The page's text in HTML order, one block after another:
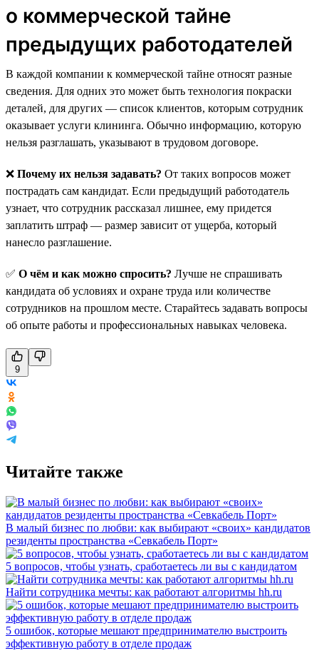
о коммерческой тайне
предыдущих работодателей
В каждой компании к коммерческой тайне относят разные
сведения. Для одних это может быть технология покраски
деталей, для других — список клиентов, которым сотрудник
оказывает услуги клининга. Обычно информацию, которую
нельзя разглашать, указывают в трудовом договоре.
❌ Почему их нельзя задавать? От таких вопросов может
пострадать сам кандидат. Если предыдущий работодатель
узнает, что сотрудник рассказал лишнее, ему придется
заплатить штраф — размер зависит от ущерба, который
нанесло разглашение.
✅ О чём и как можно спросить? Лучше не спрашивать
кандидата об условиях и охране труда или количестве
сотрудников на прошлом месте. Старайтесь задавать вопросы
об опыте работы и профессиональных навыках человека.
9
Читайте также
В малый бизнес по любви: как выбирают «своих» кандидатов
резиденты пространства «Севкабель Порт»
5 вопросов, чтобы узнать, сработаетесь ли вы с кандидатом
Найти сотрудника мечты: как работают алгоритмы hh.ru
5 ошибок, которые мешают предпринимателю выстроить
эффективную работу в отделе продаж